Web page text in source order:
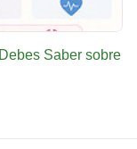
Saber sobre